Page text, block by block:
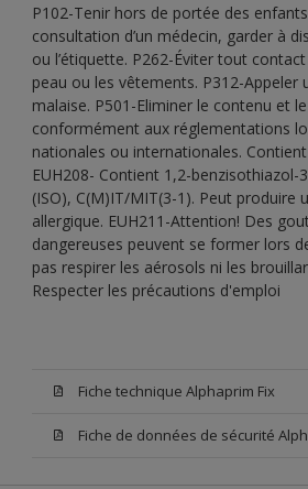
P102-Tenir hors de portée des
consultation d’un médecin, garder à
ou l’étiquette. P262-Éviter tout
peau ou les vêtements. P312-Appeler
malaise. P501-Eliminer le contenu et
conformément aux réglementations
nationales ou internationales.
EUH208- Contient 1,2-benzisothiazol-
(ISO), C(M)IT/MIT(3-1). Peut produire
allergique. EUH211-Attention! Des
dangereuses peuvent se former lors
pas respirer les aérosols ni les
Respecter les précautions d'emploi
Fiche technique Alphaprim Fix
Fiche de données de sécurité